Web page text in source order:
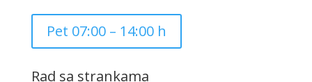
Pet 07:00 – 14:00 h
Rad sa strankama